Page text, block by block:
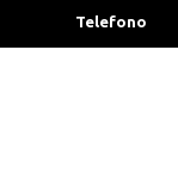
Telefono